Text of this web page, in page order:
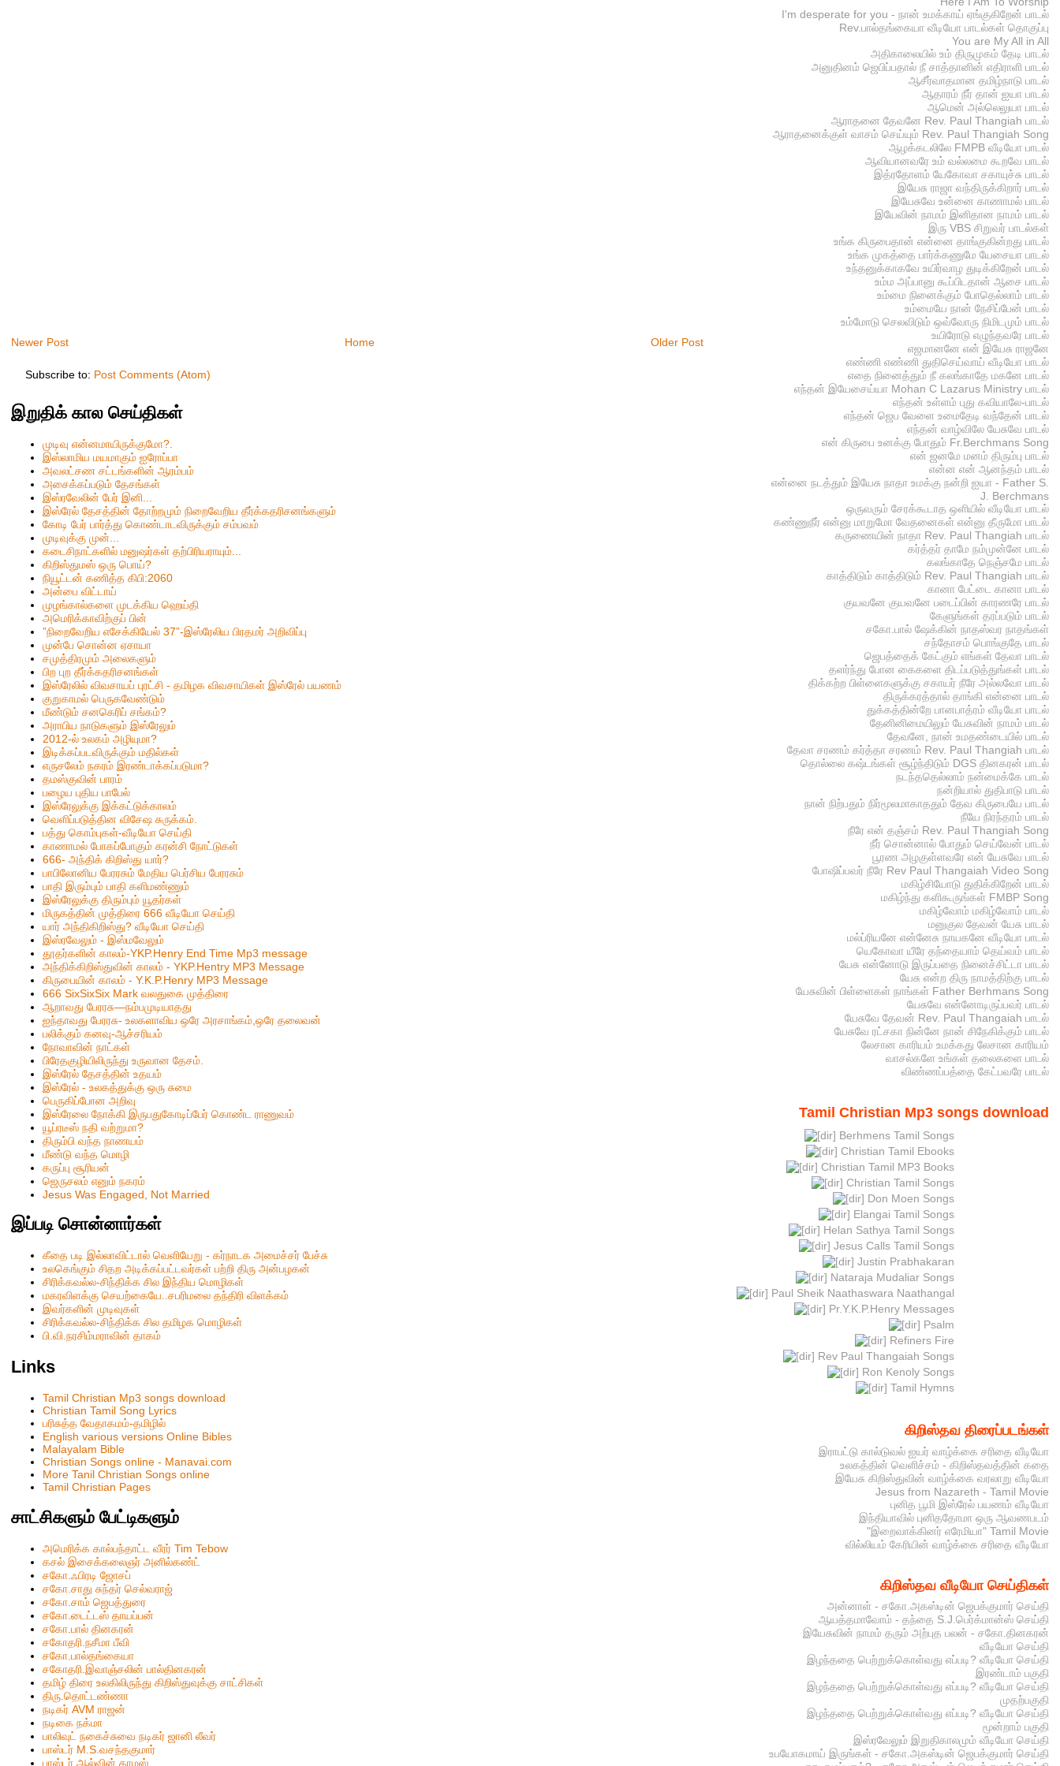
Newer Post Older Post
Home
Subscribe to: Post Comments (Atom)
இறுதிக் கால செய்திகள்
முடிவு என்னமாயிருக்குமோ?.
இஸ்லாமிய மயமாகும் ஐரோப்பா
அவலட்சண சட்டங்களின் ஆரம்பம்
அசைக்கப்படும் தேசங்கள்
இஸ்ரவேலின் பேர் இனி...
இஸ்ரேல் தேசத்தின் தோற்றமும் நிறைவேறிய தீர்க்கதரிசனங்களும்
கோடி பேர் பார்த்து கொண்டாடவிருக்கும் சம்பவம்
முடிவுக்கு முன்...
கடைசிநாட்களில் மனுஷர்கள் தற்பிரியராயும்...
கிறிஸ்தும‌ஸ் ஒரு பொய்?
நியூட்டன் கணித்த கிபி:2060
அன்பை விட்டாய்
முழங்கால்களை முடக்கிய ஹெய்தி
அமெரிக்காவிற்குப் பின்
”நிறைவேறிய எசேக்கியேல் 37”-இஸ்ரேலிய பிரதமர் அறிவிப்பு
முன்பே சொன்ன ஏசாயா
சமுத்திரமும் அலைகளும்
பிற புற தீர்க்கதரிசனங்கள்
இஸ்ரேலில் விவசாயப் புரட்சி - தமிழக விவசாயிகள் இஸ்ரேல் பயணம்
குறுகாமல் பெருகவேண்டும்
மீண்டும் சனகெரிப் சங்கம்?
அராபிய நாடுகளும் இஸ்ரேலும்
2012-ல் உலகம் அழியுமா?
இடிக்கப்படவிருக்கும் மதில்கள்
எருசலேம் நகரம் இரண்டாக்கப்படுமா?
தமஸ்குவின் பாரம்
பழைய புதிய பாபேல்
இஸ்ரேலுக்கு இக்கட்டுக்காலம்
வெளிப்படுத்தின விசேஷ சுருக்கம்.
பத்து கொம்புகள்-வீடியோ செய்தி
காணாமல் போகப்போகும் கரன்சி நோட்டுகள்
666- அந்திக் கிறிஸ்து யார்?
பாபிலோனிய பேரரசும் மேதிய பெர்சிய பேரரசும்
பாதி இரும்பும் பாதி களிமண்ணும்
இஸ்ரேலுக்கு திரும்பும் யூதர்கள்
மிருகத்தின் முத்திரை 666 வீடியோ செய்தி
யார் அந்திகிறிஸ்து? வீடியோ செய்தி
இஸ்ரவேலும் - இஸ்மவேலும்
தூதர்களின் காலம்-YKP.Henry End Time Mp3 message
அந்திக்கிறிஸ்துவின் காலம் - YKP.Hentry MP3 Message
கிருபையின் காலம் - Y.K.P.Henry MP3 Message
666 SixSixSix Mark வலதுகை முத்திரை
ஆறாவது பேரரசு—நம்பமுடியாதது
ஐந்தாவது பேரரசு- உலகளாவிய ஒரே அரசாங்கம்,ஒரே தலைவன்
பலிக்கும் கனவு-ஆச்சரியம்
நோவாவின் நாட்கள்
பிரேதகுழியிலிருந்து உருவான தேசம்.
இஸ்ரேல் தேசத்தின் உதயம்
இஸ்ரேல் - உலகத்துக்கு ஒரு சுமை
பெருகிப்போன அறிவு
இஸ்ரேலை நோக்கி இருபதுகோடிப்பேர் கொண்ட ராணுவம்
யூப்ரடீஸ் நதி வற்றுமா?
திரும்பி வந்த நாணயம்
மீண்டு வந்த மொழி
கருப்பு சூரியன்
ஜெருசலம் எனும் நகரம்
Jesus Was Engaged, Not Married
இப்படி சொன்னார்கள்
கீதை படி இல்லாவிட்டால் வெளியேறு - கர்நாடக அமைச்சர் பேச்சு
உலகெங்கும் சிதற அடிக்கப்பட்டவர்கள் பற்றி திரு அன்பழகன்
சிரிக்கவல்ல-சிந்திக்க சில இந்திய மொழிகள்
மகரவிளக்கு செயற்கையே..சபரிமலை தந்திரி விளக்கம்
இவர்களின் முடிவுகள்
சிரிக்கவல்ல-சிந்திக்க சில தமிழக மொழிகள்
பி.வி.நரசிம்மராவின் தாகம்
Links
Tamil Christian Mp3 songs download
Christian Tamil Song Lyrics
பரிசுத்த வேதாகமம்-தமிழில்
English various versions Online Bibles
Malayalam Bible
Christian Songs online - Manavai.com
More Tanil Christian Songs online
Tamil Christian Pages
சாட்சிகளும் பேட்டிகளும்
அமெரிக்க கால்பந்தாட்ட வீரர் Tim Tebow
கசல் இசைக்கலைஞர் அனில்கண்ட்
சகோ.ஃபிரடி ஜோசப்
சகோ.சாது சுந்தர் செல்வராஜ்
சகோ.சாம் ஜெபத்துரை
சகோ.டைட்டஸ் தாயப்பன்
சகோ.பால் தினகரன்
சகோதரி.நசீமா பீவி
ச‌கோ.பால்த‌ங்கையா
ச‌கோதரி.இவாஞ்சலின் பால்தின‌க‌ர‌ன்
தமிழ் திரை உலகிலிருந்து கிறிஸ்துவுக்கு சாட்சிகள்
திரு.தொட்டண்ணா
நடிகர் AVM ராஜன்
நடிகை நக்மா
பாலிவுட் நகைச்சுவை நடிகர் ஜானி லீவர்
பாஸ்டர் M.S.வசந்தகுமார்
பாஸ்டர் ஆல்வின் தாமஸ்
I'm desperate for you - நான் உமக்காய் ஏங்குகிறேன் பாடல்
Rev.பால்தங்கையா வீடியோ பாடல்கள் தொகுப்பு
You are My All in All
அதிகாலையில் உம் திருமுகம் தேடி பாடல்
அனுதினம் ஜெபிப்பதால் நீ சாத்தானின் எதிராளி பாடல்
ஆசீர்வாதமான தமிழ்நாடு பாடல்
ஆதாரம் நீர் தான் ஐயா பாடல்
ஆமென் அல்லெலுயா பாடல்
ஆராதனை தேவனே Rev. Paul Thangiah பாடல்
ஆராதனைக்குள் வாசம் செய்யும் Rev. Paul Thangiah Song
ஆழக்கடலிலே FMPB வீடியோ பாடல்
ஆவியானவரே உம் வல்லமை கூறவே பாடல்
இத்ரதோளம் யேகோவா சகாயுச்சு பாடல்
இயேசு ராஜா வந்திருக்கிறார் பாடல்
இயேசுவே உன்னை காணாமல் பாடல்
இயேவின் நாமம் இனிதான நாமம் பாடல்
இரு VBS சிறுவர் பாடல்கள்
உங்க கிருபைதான் என்னை தாங்குகின்றது பாடல்
உங்க முகத்தை பார்க்கணுமே யேசையா பாடல்
உந்தனுக்காகவே உயிர்வாழ துடிக்கிறேன் பாடல்
உம்ம அப்பானு கூப்பிடதான் ஆசை பாடல்
உம்மை நினைக்கும் போதெல்லாம் பாடல்
உம்மையே நான் நேசிப்பேன் பாடல்
உம்மோடு செலவிடும் ஒவ்வோரு நிமிடமும் பாடல்
உயிரோடு எழுந்தவரே பாடல்
எஜமானனே என் இயேசு ராஜனே
எண்ணி எண்ணி துதிசெய்வாய் வீடியோ பாடல்
எதை நினைத்தும் நீ கலங்காதே மகனே பாடல்
எந்தன் இயேசைய்யா Mohan C Lazarus Ministry பாடல்
எந்தன் உள்ளம் புது கவியாலே-பாடல்
எந்தன் ஜெப வேளை உமைதேடி வந்தேன் பாடல்
எந்தன் வாழ்விலே யேசுவே பாடல்
என் கிருபை உனக்கு போதும் Fr.Berchmans Song
என் ஜனமே மனம் திரும்பு பாடல்
என்ன என் ஆனந்தம் பாடல்
என்னை நடத்தும் இயேசு நாதா உமக்கு நன்றி ஐயா - Father S.
J. Berchmans
ஒருவரும் சேரக்கூடாத ஒளியில் வீடியோ பாடல்
கண்ணுநீர் என்னு மாறுமோ வேதனைகள் என்னு தீருமோ பாடல்
கருணையின் நாதா Rev. Paul Thangiah பாடல்
கர்த்தர் தாமே நம்முன்னே பாடல்
கலங்காதே நெஞ்சமே பாடல்
காத்திடும் காத்திடும் Rev. Paul Thangiah பாடல்
கானா பேட்டை கானா பாடல்
குயவனே குயவனே படைப்பின் காரணரே பாடல்
கேளுங்கள் தரப்படும் பாடல்
சகோ.பால் ஷேக்கின் நாதஸ்வர நாதங்கள்
சந்தோசம் பொங்குதே பாடல்
ஜெபத்தைக் கேட்கும் எங்கள் தேவா பாடல்
தளர்ந்து போன கைகளை திடப்படுத்துங்கள் பாடல்
திக்கற்ற பிள்ளைகளுக்கு சகாயர் நீரே அல்லவோ பாடல்
திருக்கரத்தால் தாங்கி என்னை பாடல்
துக்கத்தின்றே பானபாத்ரம் வீடியோ பாடல்
தேனினிமையிலும் யேசுவின் நாமம் பாடல்
தேவனே, நான் உமதண்டையில் பாடல்
தேவா சரணம் கர்த்தா சரணம் Rev. Paul Thangiah பாடல்
தொல்லை கஷ்டங்கள் சூழ்ந்திடும் DGS தினகரன் பாடல்
நடந்ததெல்லாம் நன்மைக்கே பாடல்
நன்றியால் துதிபாடு பாடல்
நான் நிற்பதும் நிர்மூலமாகாததும் தேவ கிருபையே பாடல்
நீயே நிரந்தரம் பாடல்
நீரே என் தஞ்சம் Rev. Paul Thangiah Song
நீர் சொன்னால் போதும் செய்வேன் பாடல்
பூரண அழகுள்ளவரே என் யேசுவே பாடல்
போஷிப்பவர் நீரே Rev Paul Thangaiah Video Song
மகிழ்சியோடு துதிக்கிறேன் பாடல்
மகிழ்ந்து களிகூருங்கள் FMBP Song
மகிழ்வோம் மகிழ்வோம் பாடல்
மனுகுல தேவன் யேசு பாடல்
மல்ப்ரியனே என்னேசு நாயகனே வீடியோ பாடல்
யெகோவா யீரே தந்தையாம் தெய்வம் பாடல்
யேசு என்னோடு இருப்பதை நினைச்சிட்டா பாடல்
யேசு என்ற திரு நாமத்திற்கு பாடல்
யேசுவின் பிள்ளைகள் நாங்கள் Father Berhmans Song
யேசுவே என்னோடிருப்பவர் பாடல்
யேசுவே தேவன் Rev. Paul Thangaiah பாடல்
யேசுவே ரட்சகா நின்னே நான் சிநேகிக்கும் பாடல்
லேசான காரியம் உமக்கது லேசான காரியம்
வாசல்களே உங்கள் தலைகளை பாடல்
விண்ணப்பத்தை கேட்பவரே பாடல்
Tamil Christian Mp3 songs download
Berhmens Tamil Songs
Christian Tamil Ebooks
Christian Tamil MP3 Books
Christian Tamil Songs
Don Moen Songs
Elangai Tamil Songs
Helan Sathya Tamil Songs
Jesus Calls Tamil Songs
Justin Prabhakaran
Nataraja Mudaliar Songs
Paul Sheik Naathaswara Naathangal
Pr.Y.K.P.Henry Messages
Psalm
Refiners Fire
Rev Paul Thangaiah Songs
Ron Kenoly Songs
Tamil Hymns
கிறிஸ்தவ திரைப்படங்கள்
இராபட்டு கால்டுவல் ஐயர் வாழ்க்கை சரிதை வீடியோ
உலகத்தின் வெளிச்சம் - கிறிஸ்தவத்தின் கதை
இயேசு கிறிஸ்துவின் வாழ்க்கை வரலாறு வீடியோ
Jesus from Nazareth - Tamil Movie
புனித பூமி இஸ்ரேல் பயணம் வீடியோ
இந்தியாவில் புனிததோமா ஒரு ஆவணபடம்
"இறைவாக்கினர் எரேமியா" Tamil Movie
வில்லியம் கேரியின் வாழ்க்கை சரிதை வீடியோ
கிறிஸ்தவ வீடியோ செய்திகள்
அன்னாள் - சகோ.அகஸ்டின் ஜெபக்குமார் செய்தி
ஆயத்தமாவோம் - தந்தை S.J.பெர்க்மான்ஸ் செய்தி
இயேசுவின் நாமம் தரும் அற்புத பலன் - சகோ.தினகரன்
வீடியோ செய்தி
இழந்ததை பெற்றுக்கொள்வது எப்படி? வீடியோ செய்தி
இரண்டாம் பகுதி
இழந்ததை பெற்றுக்கொள்வது எப்படி? வீடியோ செய்தி
முதற்பகுதி
இழந்ததை பெற்றுக்கொள்வது எப்படி? வீடியோ செய்தி
மூன்றாம் பகுதி
இஸ்ரவேலும் இறுதிகாலமும் வீடியோ செய்தி
உபயோகமாய் இருங்கள் - சகோ.அகஸ்டின் ஜெபக்குமார் செய்தி